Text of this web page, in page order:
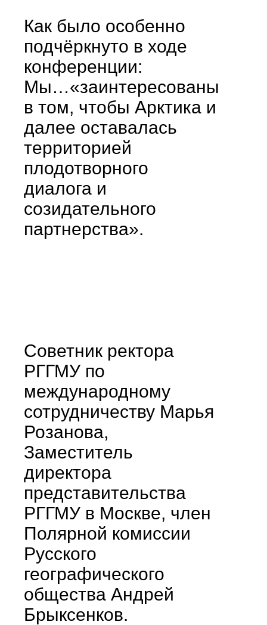
Как было особенно
подчёркнуто в ходе
конференции:
Мы…«заинтересованы
в том, чтобы Арктика и
далее оставалась
территорией
плодотворного
диалога и
созидательного
партнерства».
Советник ректора
РГГМУ по
международному
сотрудничеству Марья
Розанова,
Заместитель
директора
представительства
РГГМУ в Москве, член
Полярной комиссии
Русского
географического
общества Андрей
Брыксенков.